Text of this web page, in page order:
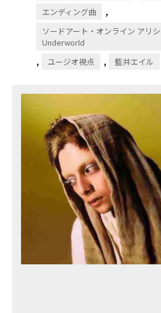
エンディング曲 ,
ソードアート・オンライン アリ
Underworld
, ユージオ視点 , 藍井エイル